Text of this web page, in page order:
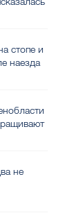
стопе и
наезда
не